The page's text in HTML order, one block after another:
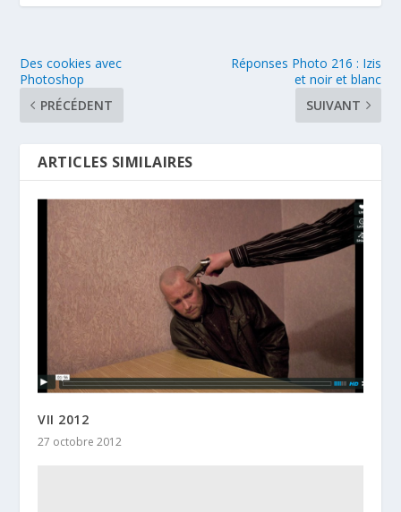
Des cookies avec
Photoshop
PRÉCÉDENT
Réponses Photo 216 : Izis
et noir et blanc
SUIVANT
ARTICLES SIMILAIRES
VII 2012
27 octobre 2012